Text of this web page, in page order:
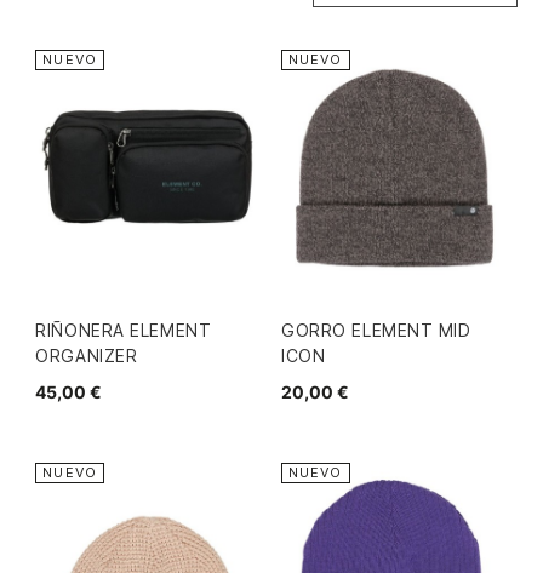
RIÑONERA ELEMENT
ORGANIZER
45,00 €
NUEVO
GORRO ELEMENT MID
ICON
20,00 €
NUEVO
NUEVO NUEVO